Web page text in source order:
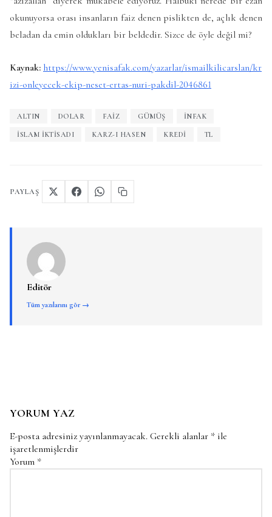
okunuyorsa orası insanların faiz denen pislikten de, açlık denen
beladan da emin oldukları bir beldedir. Sizce de öyle değil mi?
Kaynak: https://www.yenisafak.com/yazarlar/ismailkilicarslan/kr
izi-onleyecek-ekip-neset-ertas-nuri-pakdil-2046861
ALTIN DOLAR FAIZ GÜMÜŞ INFAK
ISLAM IKTISADI KARZ-I HASEN KREDI TL
PAYLAŞ
Editör
Tüm yazılarını gör →
YORUM YAZ
E-posta adresiniz yayınlanmayacak. Gerekli alanlar * ile
işaretlenmişlerdir
Yorum *